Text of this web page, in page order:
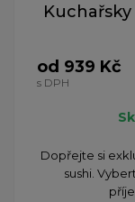
od 939 Kč
s DPH
Dopřejte si
sushi.